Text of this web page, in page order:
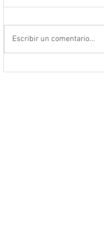
Escribir un comentario...